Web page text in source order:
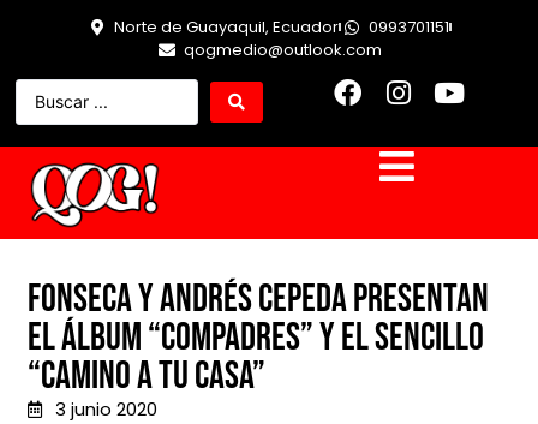
Norte de Guayaquil, Ecuador
0993701151
qogmedio@outlook.com
Fonseca y Andrés Cepeda presentan
el Álbum “Compadres” y el sencillo
“Camino a tu casa”
3 junio 2020